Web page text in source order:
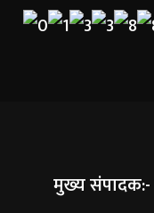
मुख्य संपादक:-